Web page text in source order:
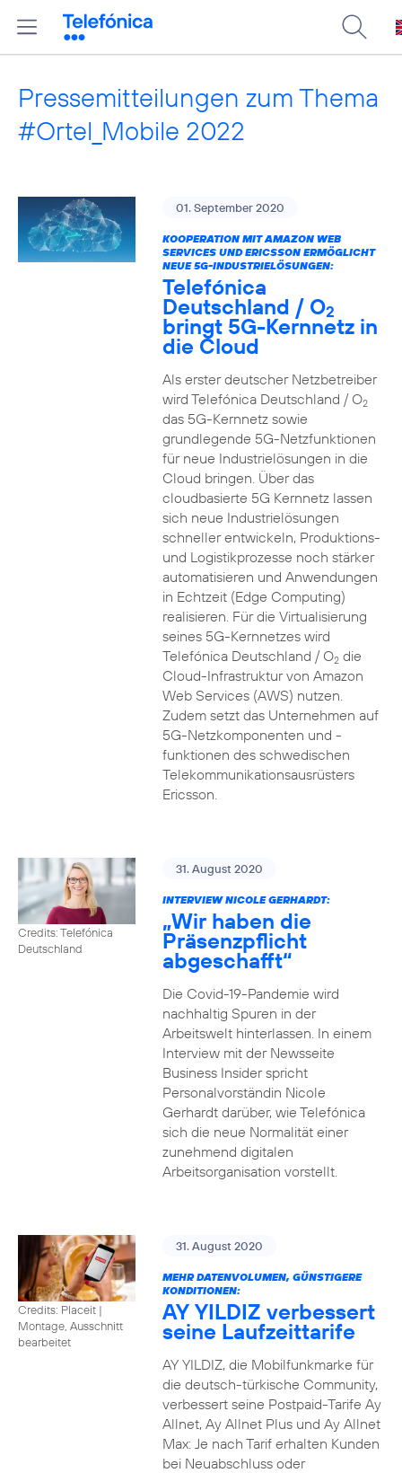
Pressemitteilungen zum Thema
#Ortel_Mobile 2022
01. September 2020
KOOPERATION MIT AMAZON WEB
SERVICES UND ERICSSON ERMÖGLICHT
NEUE 5G-INDUSTRIELÖSUNGEN:
Telefónica
Deutschland / O2
bringt 5G-Kernnetz in
die Cloud
Als erster deutscher Netzbetreiber
wird Telefónica Deutschland / O2
das 5G-Kernnetz sowie
grundlegende 5G-Netzfunktionen
für neue Industrielösungen in die
Cloud bringen. Über das
cloudbasierte 5G Kernnetz lassen
sich neue Industrielösungen
schneller entwickeln, Produktions-
und Logistikprozesse noch stärker
automatisieren und Anwendungen
in Echtzeit (Edge Computing)
realisieren. Für die Virtualisierung
seines 5G-Kernnetzes wird
Telefónica Deutschland / O2die
Cloud-Infrastruktur von Amazon
Web Services (AWS) nutzen.
Zudem setzt das Unternehmen auf
5G-Netzkomponenten und -
funktionen des schwedischen
Telekommunikationsausrüsters
Ericsson.
Credits: Telefónica
Deutschland
31. August 2020
INTERVIEW NICOLE GERHARDT:
„Wir haben die
Präsenzpflicht
abgeschafft“
Die Covid-19-Pandemie wird
nachhaltig Spuren in der
Arbeitswelt hinterlassen. In einem
Interview mit der Newsseite
Business Insider spricht
Personalvorständin Nicole
Gerhardt darüber, wie Telefónica
sich die neue Normalität einer
zunehmend digitalen
Arbeitsorganisation vorstellt.
Credits: Placeit |
Montage, Ausschnitt
bearbeitet
31. August 2020
MEHR DATENVOLUMEN, GÜNSTIGERE
KONDITIONEN:
AY YILDIZ verbessert
seine Laufzeittarife
AY YILDIZ, die Mobilfunkmarke für
die deutsch-türkische Community,
verbessert seine Postpaid-Tarife Ay
Allnet, Ay Allnet Plus und Ay Allnet
Max: Je nach Tarif erhalten Kunden
bei Neuabschluss oder